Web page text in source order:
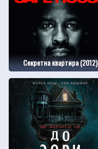
Секретна квартира (2012)